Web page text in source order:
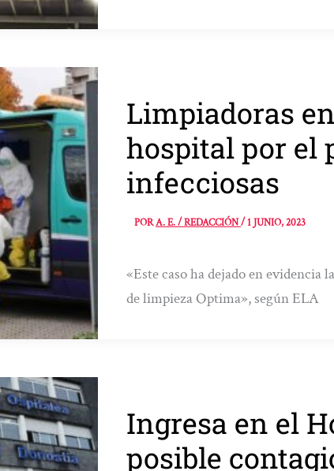
Limpiadoras
hospital por el
infecciosas
PORA. E. / REDACCIÓN/1 JUNIO, 2023
«Este caso ha dejado en
de limpieza Optima», según ELA
Ingresa en el
posible